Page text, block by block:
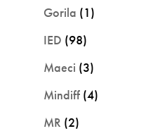
Gorila (1)
IED (98)
Maeci (3)
Mindiff (4)
MR (2)